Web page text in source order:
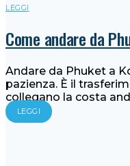
LEGGI
Come andare da
Andare da Phuket a
pazienza. È il
collegano la costa
LEGGI